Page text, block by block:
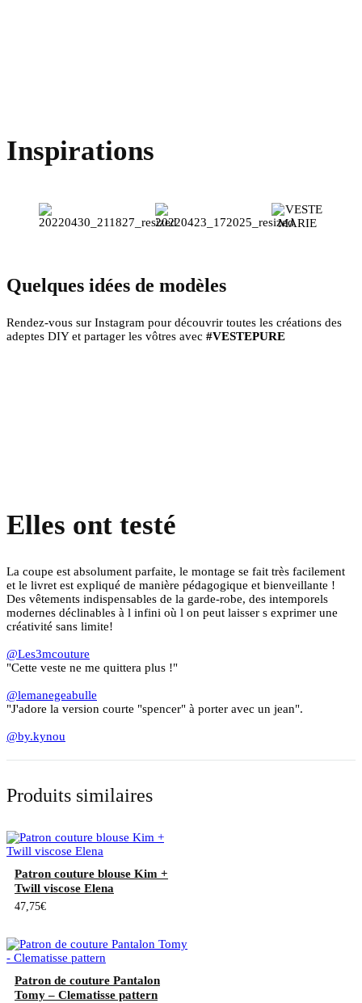
Inspirations
Quelques idées de modèles
Rendez-vous sur Instagram pour découvrir toutes les créations des
adeptes DIY et partager les vôtres avec #VESTEPURE
Elles ont testé
La coupe est absolument parfaite, le montage se fait très facilement
et le livret est expliqué de manière pédagogique et bienveillante !
Des vêtements indispensables de la garde-robe, des intemporels
modernes déclinables à l infini où l on peut laisser s exprimer une
créativité sans limite!
@Les3mcouture
"Cette veste ne me quittera plus !"
@lemanegeabulle
"J'adore la version courte "spencer" à porter avec un jean".
@by.kynou
Produits similaires
Patron couture blouse Kim +
Twill viscose Elena
47,75€
Patron de couture Pantalon
Tomy – Clematisse pattern